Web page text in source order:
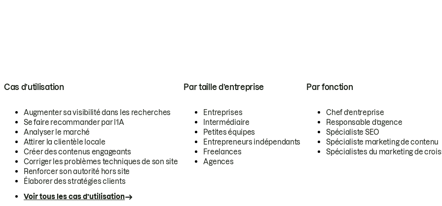
Cas d’utilisation
Augmenter sa visibilité dans les recherches
Se faire recommander par l’IA
Analyser le marché
Attirer la clientèle locale
Créer des contenus engageants
Corriger les problèmes techniques de son site
Renforcer son autorité hors site
Élaborer des stratégies clients
Voir tous les cas d’utilisation
Par taille d’entreprise
Entreprises
Intermédiaire
Petites équipes
Entrepreneurs indépendants
Freelances
Agences
Par fonction
Chef d’entreprise
Responsable d’agence
Spécialiste SEO
Spécialiste marketing de contenu
Spécialistes du marketing de